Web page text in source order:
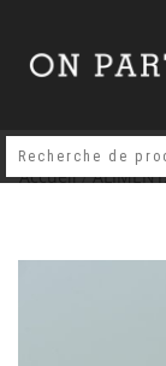
Accueil/